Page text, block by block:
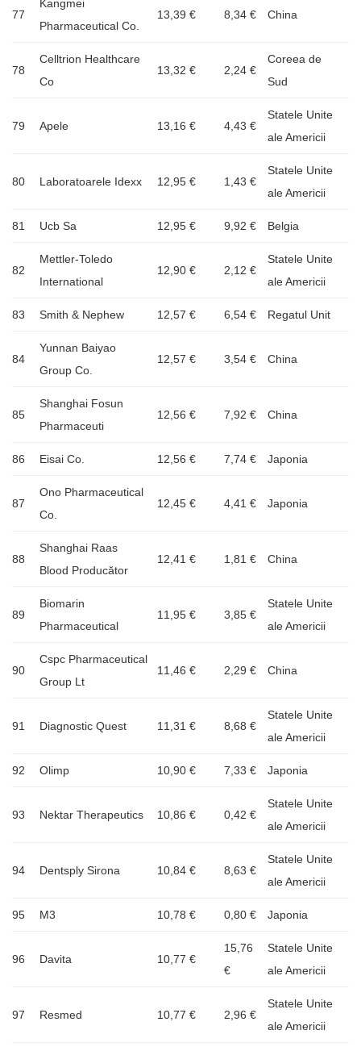
77
Kangmei
Pharmaceutical Co.
13,39 € 8,34 € China
78
Celltrion Healthcare
Co
13,32 € 2,24 €
Coreea de
Sud
79 Apele 13,16 € 4,43 €
Statele Unite
ale Americii
80 Laboratoarele Idexx 12,95 € 1,43 €
Statele Unite
ale Americii
81 Ucb Sa 12,95 € 9,92 € Belgia
82
Mettler-Toledo
International
12,90 € 2,12 €
Statele Unite
ale Americii
83 Smith & Nephew 12,57 € 6,54 € Regatul Unit
84
Yunnan Baiyao
Group Co.
12,57 € 3,54 € China
85
Shanghai Fosun
Pharmaceuti
12,56 € 7,92 € China
86 Eisai Co. 12,56 € 7,74 € Japonia
87
Ono Pharmaceutical
Co.
12,45 € 4,41 € Japonia
88
Shanghai Raas
Blood Producător
12,41 € 1,81 € China
89
Biomarin
Pharmaceutical
11,95 € 3,85 €
Statele Unite
ale Americii
90
Cspc Pharmaceutical
Group Lt
11,46 € 2,29 € China
91 Diagnostic Quest 11,31 € 8,68 €
Statele Unite
ale Americii
92 Olimp 10,90 € 7,33 € Japonia
93 Nektar Therapeutics 10,86 € 0,42 €
Statele Unite
ale Americii
94 Dentsply Sirona 10,84 € 8,63 €
Statele Unite
ale Americii
95 M3 10,78 € 0,80 € Japonia
96 Davita 10,77 €
15,76
€
Statele Unite
ale Americii
97 Resmed 10,77 € 2,96 €
Statele Unite
ale Americii